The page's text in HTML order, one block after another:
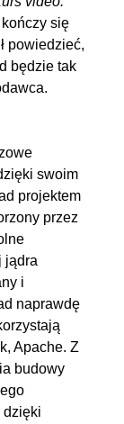
00:06:54
00:05:46
00:06:34
00:06:46
00:04:42
00:06:21
kończy się
powiedzieć,
będzie tak
swoim
projektem
przez
jądra
i
naprawdę
Apache. Z
budowy
dzięki